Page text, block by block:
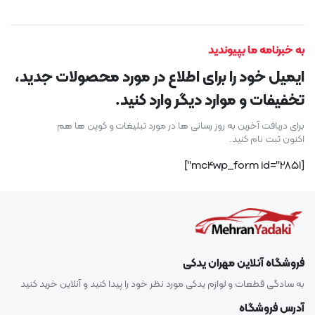
به خبرنامه ما بپیوندید
ایمیل خود را برای اطلاع در مورد محصولات جدید،
تخفیفات و موارد دیگر وارد کنید.
برای دریافت آخرین به روز رسانی ها در مورد تبلیغات و کوپن ها هم
اکنون ثبت نام کنید.
[mc4wp_form id="2851"]
فروشگاه آنلاین مهران یدکی
به سادگی قطعات و لوازم یدکی مورد نظر خود را پیدا کنید و آنلاین خرید کنید
آدرس فروشگاه